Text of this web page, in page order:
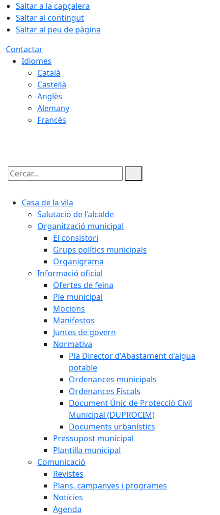
Saltar a la capçalera
Saltar al contingut
Saltar al peu de pàgina
Contactar
Idiomes
Català
Castellà
Anglès
Alemany
Francès
Cercar:
Casa de la vila
Salutació de l'alcalde
Organització municipal
El consistori
Grups polítics municipals
Organigrama
Informació oficial
Ofertes de feina
Ple municipal
Mocions
Manifestos
Juntes de govern
Normativa
Pla Director d'Abastament d'aigua
potable
Ordenances municipals
Ordenances Fiscals
Document Únic de Protecció Civil
Municipal (DUPROCIM)
Documents urbanístics
Pressupost municipal
Plantilla municipal
Comunicació
Revistes
Plans, campanyes i programes
Notícies
Agenda